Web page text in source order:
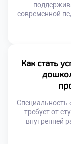
современной
безопасной,
Она отражает
Как стать
Специальность
требует от
внутренней
зарплатой.